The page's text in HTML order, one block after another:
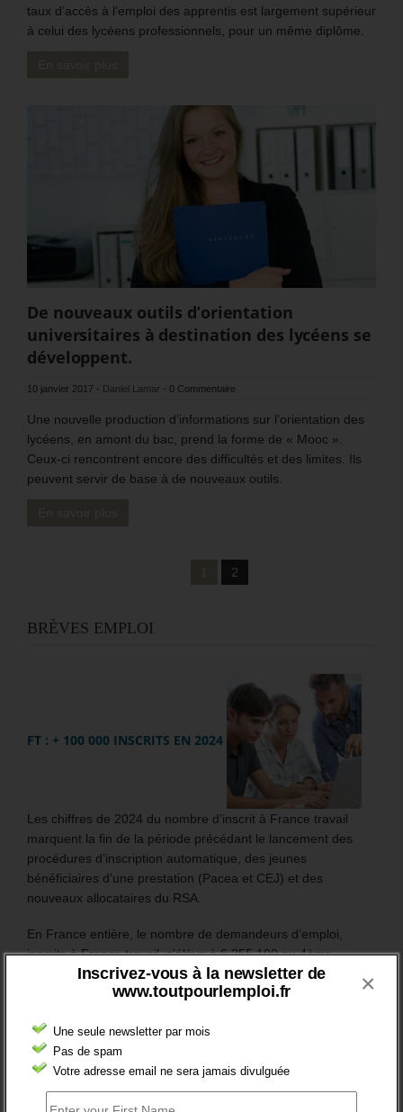
Inscrivez-vous à la newsletter de
www.toutpourlemploi.fr
Une seule newsletter par mois
Pas de spam
Votre adresse email ne sera jamais divulguée
×
taux d’accès à l’emploi des apprentis est largement supérieur
à celui des lycéens professionnels, pour un même diplôme.
De nouveaux outils d’orientation
universitaires à destination des lycéens se
développent.
10 janvier 2017 - Daniel Lamar - 0 Commentaire
Une nouvelle production d’informations sur l’orientation des
lycéens, en amont du bac, prend la forme de « Mooc ».
Ceux-ci rencontrent encore des difficultés et des limites. Ils
peuvent servir de base à de nouveaux outils.
2
BRÈVES EMPLOI
FT : + 100 000 INSCRITS EN 2024
Les chiffres de 2024 du nombre d’inscrit à France travail
marquent la fin de la période précédant le lancement des
procédures d’inscription automatique, des jeunes
bénéficiaires d’une prestation (Pacea et CEJ) et des
nouveaux allocataires du RSA.
En France entière, le nombre de demandeurs d’emploi,
inscrits à France travail, s’élève à 6 255 100 au 4ème
trimestre 2024.
Mais surtout, en catégorie A, le nombre des inscrits (sans
emploi et tenus de rechercher un emploi) a augmenté de